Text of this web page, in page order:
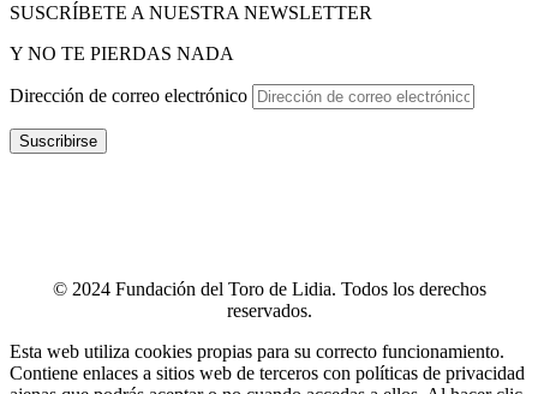
SUSCRÍBETE A NUESTRA NEWSLETTER
Y NO TE PIERDAS NADA
Dirección de correo electrónico
Suscribirse
© 2024 Fundación del Toro de Lidia. Todos los derechos
reservados.
Esta web utiliza cookies propias para su correcto funcionamiento.
Contiene enlaces a sitios web de terceros con políticas de privacidad